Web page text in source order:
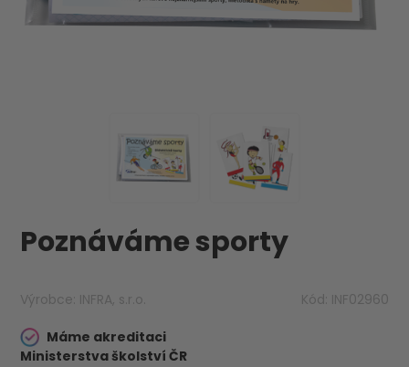
Poznáváme sporty
Výrobce: INFRA, s.r.o. Kód: INF02960
Máme akreditaci
Ministerstva školství ČR